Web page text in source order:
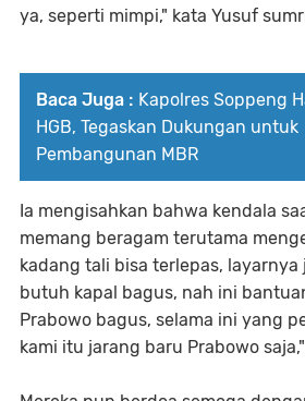
ya, seperti mimpi," kata Yusuf
Baca Juga : Kapolres Soppeng
HGB, Tegaskan Dukungan untuk
Pembangunan MBR
Ia mengisahkan bahwa kendala
memang beragam terutama
kadang tali bisa terlepas,
butuh kapal bagus, nah ini
Prabowo bagus, selama ini yang
kami itu jarang baru Prabowo